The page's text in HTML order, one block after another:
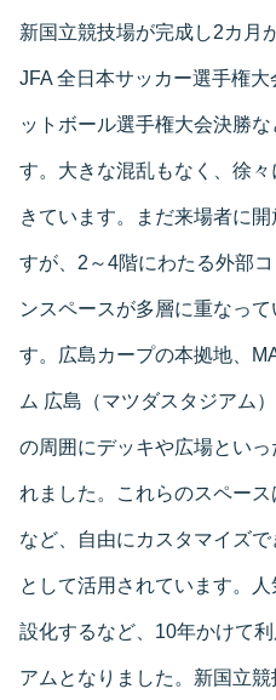
新国立競技場が完成し2カ月
JFA 全日本サッカー選手権
ットボール選手権大会決勝
す。大きな混乱もなく、徐
きています。まだ来場者に
すが、2～4階にわたる外部
ンスペースが多層に重なっ
す。広島カープの本拠地、
ム 広島（マツダスタジアム
の周囲にデッキや広場とい
れました。これらのスペー
など、自由にカスタマイズ
として活用されています。
設化するなど、10年かけて
アムとなりました。新国立